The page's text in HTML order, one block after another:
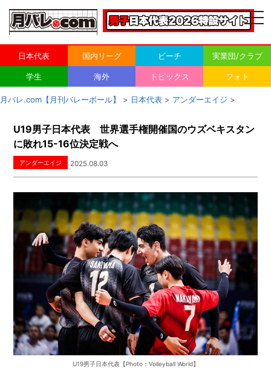
日本代表 国内リーグ ビーチ 実業団/クラブ
学生 海外 トピックス フォト
月バレ.com【月刊バレーボール】 > 日本代表 > アンダーエイジ >
U19男子日本代表 世界選手権開催国のウズベキスタン
に敗れ15-16位決定戦へ
アンダーエイジ 2025.08.03
U19男子日本代表【Photo：Volleyball World】